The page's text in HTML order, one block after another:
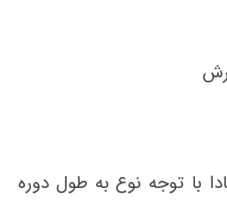
با توجه نوع به طول دوره